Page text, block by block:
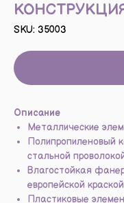
SKU: 35003
Описание
Металлические
Полипропиленовый
стальной
Влагостойкая
европейской краской
Пластиковые